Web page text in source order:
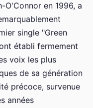
O'Connor en 1996, a
single "Green
établi fermement
voix les plus
de sa génération
précoce, survenue
années